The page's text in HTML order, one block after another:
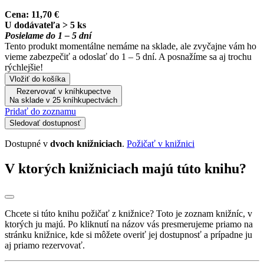
Cena: 11,70 €
U dodávateľa > 5 ks
Posielame do 1 – 5 dní
Tento produkt momentálne nemáme na sklade, ale zvyčajne vám ho
vieme zabezpečiť a odoslať do 1 – 5 dní. A posnažíme sa aj trochu
rýchlejšie!
Vložiť do košíka
Rezervovať v kníhkupectve
Na sklade v 25 kníhkupectvách
Pridať do zoznamu
Sledovať dostupnosť
Dostupné v dvoch knižniciach. Požičať v knižnici
V ktorých knižniciach majú túto knihu?
Chcete si túto knihu požičať z knižnice? Toto je zoznam knižníc, v
ktorých ju majú. Po kliknutí na názov vás presmerujeme priamo na
stránku knižnice, kde si môžete overiť jej dostupnosť a prípadne ju
aj priamo rezervovať.